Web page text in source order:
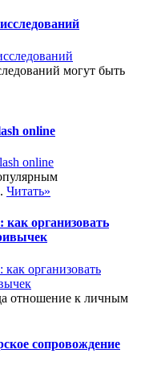
могут быть
online
Читать»
как организовать
отношение к личным
сопровождение